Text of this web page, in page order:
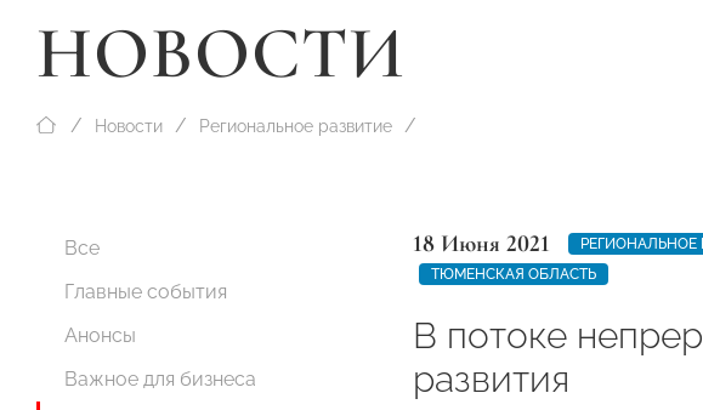
НОВОСТИ
Новости Региональное развитие
Все
Главные события
Анонсы
Важное для бизнеса
18 Июня 2021
РЕГИОНАЛЬНОЕ
ТЮМЕНСКАЯ ОБЛАСТЬ
В потоке
развития